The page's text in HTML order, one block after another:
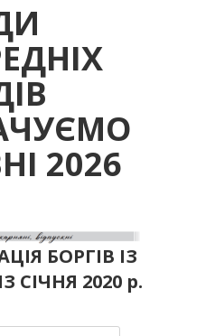
2026
БОРГІВ ІЗ
СІЧНЯ 2020 р.